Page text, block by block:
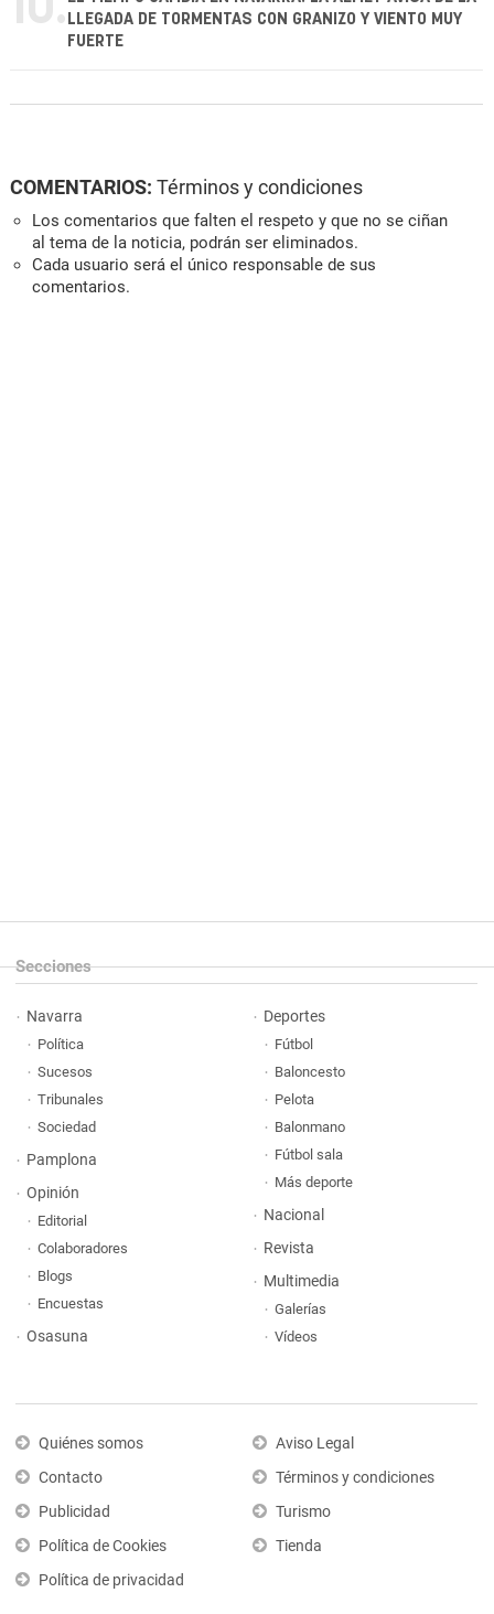
LLEGADA DE TORMENTAS CON GRANIZO Y VIENTO MUY
FUERTE
COMENTARIOS: Términos y condiciones
Los comentarios que falten el respeto y que no se ciñan
al tema de la noticia, podrán ser eliminados.
Cada usuario será el único responsable de sus
comentarios.
Secciones
Navarra
Política
Sucesos
Tribunales
Sociedad
Pamplona
Opinión
Editorial
Colaboradores
Blogs
Encuestas
Osasuna
Deportes
Fútbol
Baloncesto
Pelota
Balonmano
Fútbol sala
Más deporte
Nacional
Revista
Multimedia
Galerías
Vídeos
Quiénes somos
Contacto
Publicidad
Política de Cookies
Política de privacidad
Aviso Legal
Términos y condiciones
Turismo
Tienda